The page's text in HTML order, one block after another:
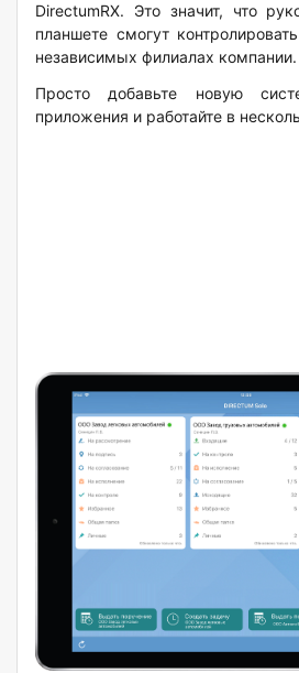
DirectumRX. Это значит, что
планшете смогут
независимых филиалах компании.
Просто добавьте новую
приложения и работайте в